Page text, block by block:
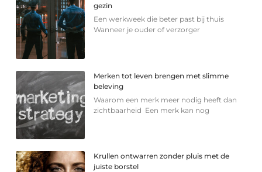
gezin
Een werkweek die beter past bij thuis
Wanneer je ouder of verzorger
Merken tot leven brengen met slimme
beleving
Waarom een merk meer nodig heeft dan
zichtbaarheid Een merk kan nog
Krullen ontwarren zonder pluis met de
juiste borstel